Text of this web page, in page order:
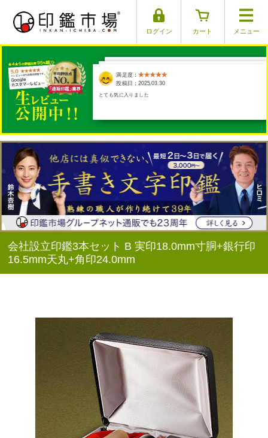
ログイン カート メニュー
満足度：
投稿日：2025.03.17
満足度：
投稿日：2025.03.29
満足度：
投稿日：2025.03.26
満足度：
投稿日：2025.03.30
とても気に入りました
満足度：
投稿日：2025.04.01
会社設立印鑑3本セット B 実印18.0mm寸胴+銀行印
16.5mm天丸+角印24.0mm